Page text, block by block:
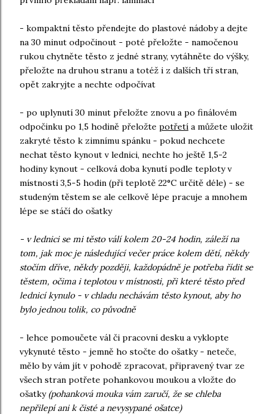
- kompaktní těsto přendejte do plastové nádoby a dejte
na 30 minut odpočinout - poté přeložte - namočenou
rukou chytněte těsto z jedné strany, vytáhněte do výšky,
přeložte na druhou stranu a totéž i z dalších tří stran,
opět zakryjte a nechte odpočívat
- po uplynutí 30 minut přeložte znovu a po finálovém
odpočinku po 1,5 hodině přeložte potřetí a můžete uložit
zakryté těsto k zimnímu spánku - pokud nechcete
nechat těsto kynout v lednici, nechte ho ještě 1,5-2
hodiny kynout - celková doba kynutí podle teploty v
místnosti 3,5-5 hodin (při teplotě 22°C určitě déle) - se
studeným těstem se ale celkově lépe pracuje a mnohem
lépe se stáčí do ošatky
- v lednici se mi těsto válí kolem 20-24 hodin, záleží na
tom, jak moc je následující večer práce kolem dětí, někdy
stočím dříve, někdy později, každopádně je potřeba řídit se
těstem, očima i teplotou v místnosti, při které těsto před
lednicí kynulo - v chladu nechávám těsto kynout, aby ho
bylo jednou tolik, co původně
- lehce pomoučete vál či pracovní desku a vyklopte
vykynuté těsto - jemně ho stočte do ošatky - neteče,
mělo by vám jít v pohodě zpracovat, připravený tvar ze
všech stran potřete pohankovou moukou a vložte do
ošatky (pohanková mouka vám zaručí, že se chleba
nepřilepí ani k čisté a nevysypané ošatce)